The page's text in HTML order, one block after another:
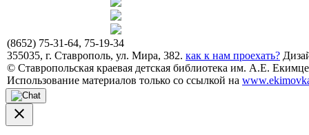
(8652) 75-31-64, 75-19-34
355035, г. Ставрополь, ул. Мира, 382. как к нам проехать?
© Ставропольская краевая детская библиотека им. А.Е.
Использование материалов только со ссылкой на
close